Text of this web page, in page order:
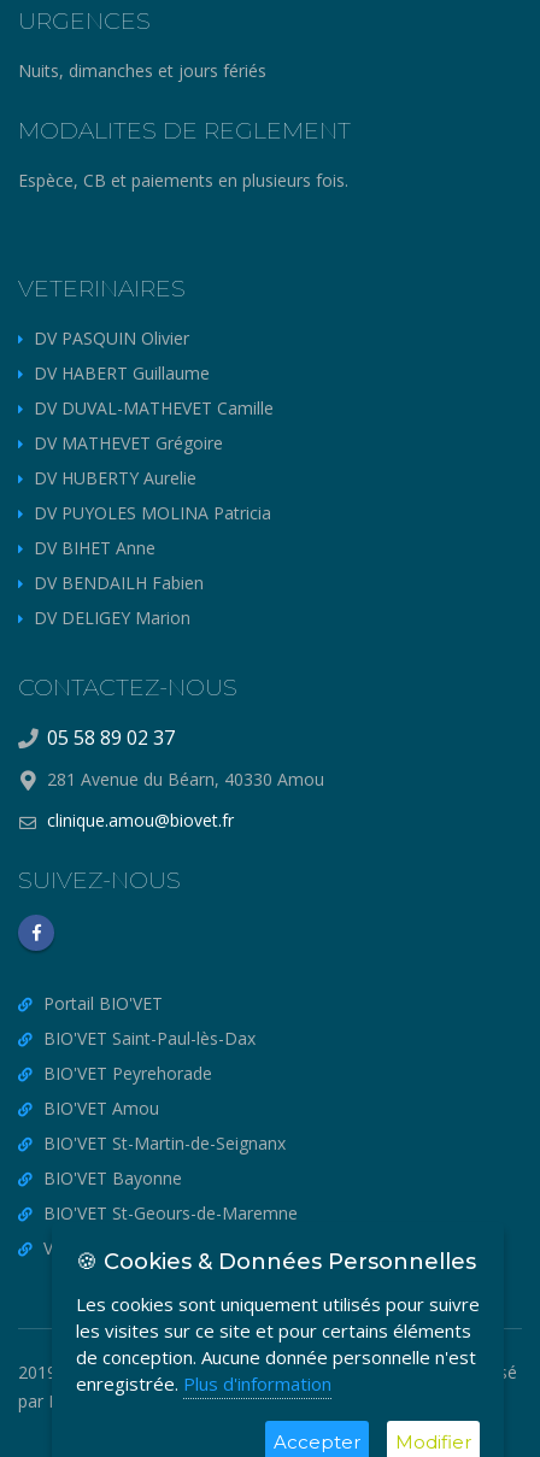
URGENCES
Nuits, dimanches et jours fériés
MODALITES DE REGLEMENT
Espèce, CB et paiements en plusieurs fois.
VETERINAIRES
DV PASQUIN Olivier
DV HABERT Guillaume
DV DUVAL-MATHEVET Camille
DV MATHEVET Grégoire
DV HUBERTY Aurelie
DV PUYOLES MOLINA Patricia
DV BIHET Anne
DV BENDAILH Fabien
DV DELIGEY Marion
CONTACTEZ-NOUS
05 58 89 02 37
281 Avenue du Béarn, 40330 Amou
clinique.amou@biovet.fr
SUIVEZ-NOUS
Portail BIO'VET
BIO'VET Saint-Paul-lès-Dax
BIO'VET Peyrehorade
BIO'VET Amou
BIO'VET St-Martin-de-Seignanx
BIO'VET Bayonne
BIO'VET St-Geours-de-Maremne
VET'OSTEO
2019-2026 © BIO'VET - Copyright Tous Droits Réservés. Réalisé
par MEDIA VETO
🍪 Cookies & Données Personnelles
Les cookies sont uniquement utilisés pour suivre
les visites sur ce site et pour certains éléments
de conception. Aucune donnée personnelle n'est
enregistrée. Plus d'information
Accepter Modifier